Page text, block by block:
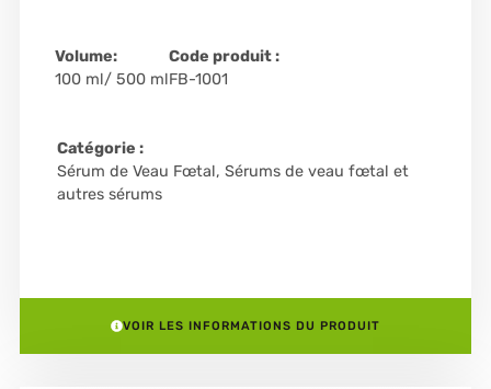
Volume:
100 ml/ 500 ml
Code produit :
FB-1001
Catégorie :
Sérum de Veau Fœtal, Sérums de veau fœtal et
autres sérums
VOIR LES INFORMATIONS DU PRODUIT